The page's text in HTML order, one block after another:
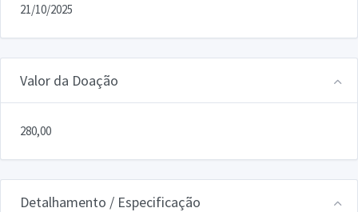
21/10/2025
Valor da Doação
280,00
Detalhamento / Especificação